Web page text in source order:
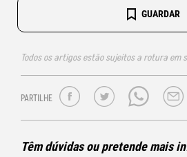
GUARDAR
Todos os artigos estão sujeitos a rotura em
PARTILHE
Têm dúvidas ou pretende mais